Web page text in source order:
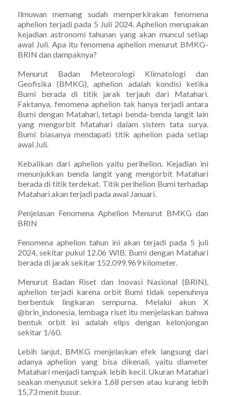
Ilmuwan memang sudah memperkirakan fenomena
aphelion terjadi pada 5 Juli 2024. Aphelion merupakan
kejadian astronomi tahunan yang akan muncul setiap
awal Juli. Apa itu fenomena aphelion menurut BMKG-
BRIN dan dampaknya?
Menurut Badan Meteorologi Klimatologi dan
Geofisika (BMKG), aphelion adalah kondisi ketika
Bumi berada di titik jarak terjauh dari Matahari.
Faktanya, fenomena aphelion tak hanya terjadi antara
Bumi dengan Matahari, tetapi benda-benda langit lain
yang mengorbit Matahari dalam sistem tata surya.
Bumi biasanya mendapati titik aphelion pada setiap
awal Juli.
Kebalikan dari aphelion yaitu perihelion. Kejadian ini
menunjukkan benda langit yang mengorbit Matahari
berada di titik terdekat. Titik perihelion Bumi terhadap
Matahari akan terjadi pada awal Januari.
Penjelasan Fenomena Aphelion Menurut BMKG dan
BRIN
Fenomena aphelion tahun ini akan terjadi pada 5 juli
2024, sekitar pukul 12.06 WIB. Bumi dengan Matahari
berada di jarak sekitar 152.099.969 kilometer.
Menurut Badan Riset dan Inovasi Nasional (BRIN),
aphelion terjadi karena orbit Bumi tidak sepenuhnya
berbentuk lingkaran sempurna. Melalui akun X
@brin_indonesia, lembaga riset itu menjelaskan bahwa
bentuk orbit ini adalah elips dengan kelonjongan
sekitar 1/60.
Lebih lanjut, BMKG menjelaskan efek langsung dari
adanya aphelion yang bisa dikenali, yaitu diameter
Matahari menjadi tampak lebih kecil. Ukuran Matahari
seakan menyusut sekira 1,68 persen atau kurang lebih
15,73 menit busur.